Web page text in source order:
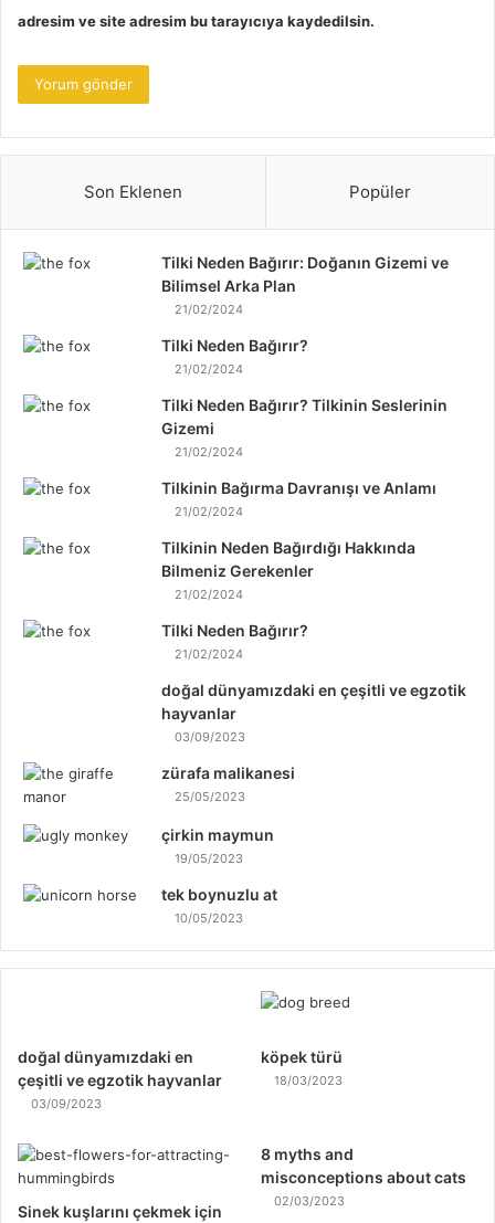
adresim ve site adresim bu tarayıcıya kaydedilsin.
Son Eklenen Popüler
Tilki Neden Bağırır: Doğanın Gizemi ve
Bilimsel Arka Plan
21/02/2024
Tilki Neden Bağırır?
21/02/2024
Tilki Neden Bağırır? Tilkinin Seslerinin
Gizemi
21/02/2024
Tilkinin Bağırma Davranışı ve Anlamı
21/02/2024
Tilkinin Neden Bağırdığı Hakkında
Bilmeniz Gerekenler
21/02/2024
Tilki Neden Bağırır?
21/02/2024
doğal dünyamızdaki en çeşitli ve egzotik
hayvanlar
03/09/2023
zürafa malikanesi
25/05/2023
çirkin maymun
19/05/2023
tek boynuzlu at
10/05/2023
doğal dünyamızdaki en
çeşitli ve egzotik hayvanlar
03/09/2023
köpek türü
18/03/2023
Sinek kuşlarını çekmek için
8 myths and
misconceptions about cats
02/03/2023